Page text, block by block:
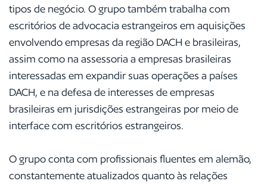
tipos de negócio. O grupo também trabalha com
escritórios de advocacia estrangeiros em aquisições
envolvendo empresas da região DACH e brasileiras,
assim como na assessoria a empresas brasileiras
interessadas em expandir suas operações a países
DACH, e na defesa de interesses de empresas
brasileiras em jurisdições estrangeiras por meio de
interface com escritórios estrangeiros.
O grupo conta com profissionais fluentes em alemão,
constantemente atualizados quanto às relações